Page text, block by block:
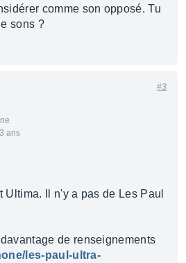
comme son opposé. Tu
sons ?
ans
#3
Il n'y a pas de Les Paul
de renseignements
les-paul-ultra-